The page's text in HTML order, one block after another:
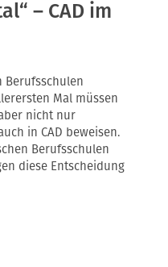
– CAD im
Berufsschulen
Mal müssen
nicht nur
in CAD beweisen.
Berufsschulen
diese Entscheidung